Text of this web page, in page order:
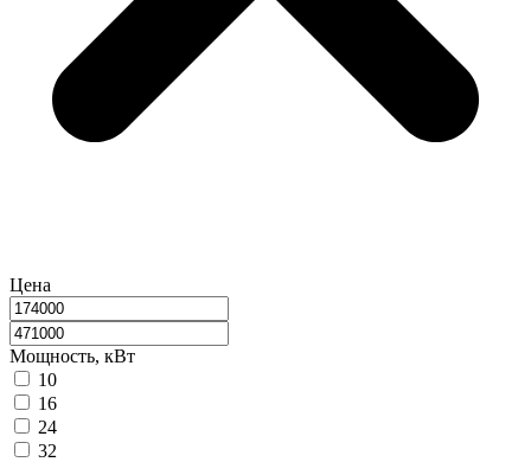
Цена
Мощность, кВт
10
16
24
32